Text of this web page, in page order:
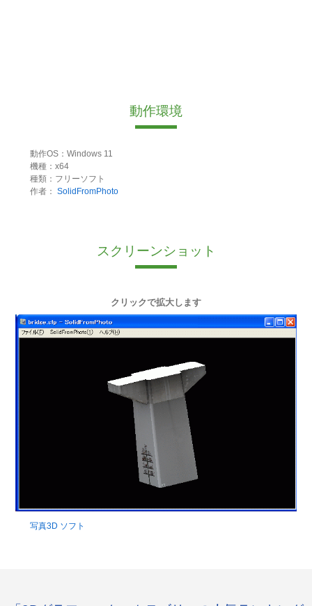
動作環境
動作OS：Windows 11
機種：x64
種類：フリーソフト
作者： SolidFromPhoto
スクリーンショット
クリックで拡大します
写真3D ソフト